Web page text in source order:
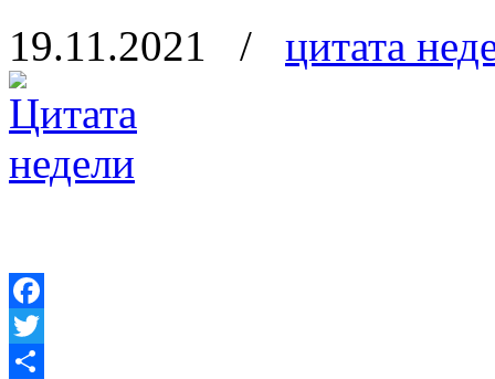
19.11.2021 / цитата
Facebook
Twitter